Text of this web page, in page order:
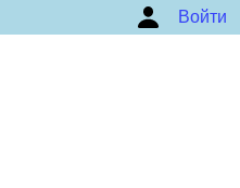
Войти